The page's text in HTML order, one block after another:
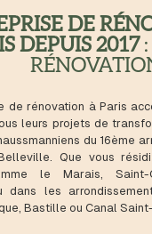
DE
DEPUIS 2017:
de rénovation à Paris
leurs projets de
du 16ème
Que vous
le Marais, Saint-
dans les
Bastille ou Canal